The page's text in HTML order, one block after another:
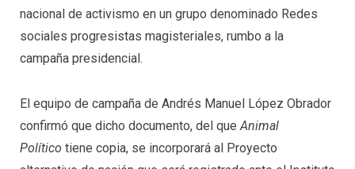
nacional de activismo en un grupo denominado Redes
sociales progresistas magisteriales, rumbo a la
campaña presidencial.
El equipo de campaña de Andrés Manuel López Obrador
confirmó que dicho documento, del queAnimal
Político tiene copia, se incorporará al Proyecto